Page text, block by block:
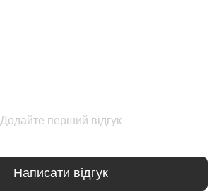
Додайте перший відгук
Написати відгук